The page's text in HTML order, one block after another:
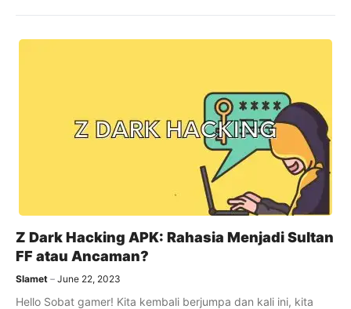
Z Dark Hacking APK: Rahasia Menjadi Sultan
FF atau Ancaman?
Slamet June 22, 2023
Hello Sobat gamer! Kita kembali berjumpa dan kali ini, kita